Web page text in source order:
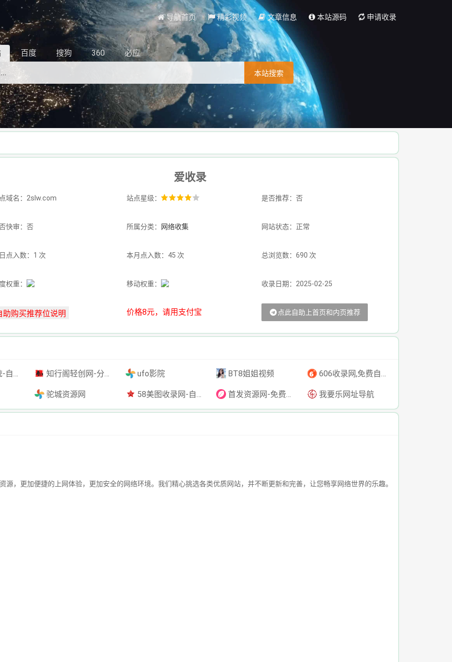
导航首页 精彩视频 文章信息 本站源码 申请收录
百度 搜狗 360 必应
本站搜索
爱收录
域名：2slw.com 站点星级： 是否推荐：否
快审：否 所属分类： 网络收集 网站状态：正常
点入数：1 次 本月点入数：45 次 总浏览数：690 次
权重： 移动权重： 收录日期：2025-02-25
价格8元，请用支付宝 点此自助上首页和内页推荐
广告插件 知行阁轻创网-分享网络赚钱项目-全网首发副业项目实操平台-副业创业项目网 ufo影院 BT8姐姐视频 606收录网,免费自动秒收录网址,提供自动收录,网站导航大全源码,自动链,友情链接交换。
驼城资源网 58美图收录网-自动收录网站-流量交换-自动链 首发资源网-免费资源下载-最新php源码下载-热门资源下载 我要乐网址导航
源，更加便捷的上网体验，更加安全的网络环境。我们精心挑选各类优质网站，并不断更新和完善，让您畅享网络世界的乐趣。